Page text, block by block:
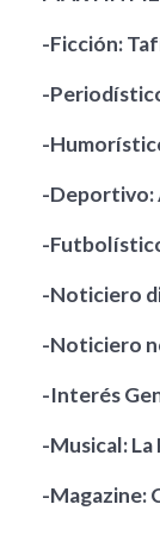
-Ficción:
-
-
-Deportivo:
-
-Noticiero
-Noticiero
-Interés
-Musical:
-Magazine: